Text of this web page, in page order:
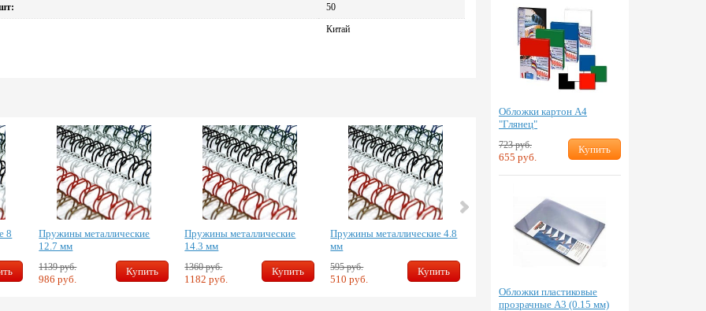
50
Китай
8
Пружины металлические
12.7 мм
1139 руб.
986 руб.
Купить
Пружины металлические
14.3 мм
1360 руб.
1182 руб.
Купить
Пружины металлические 4.8
мм
595 руб.
510 руб.
Купить
Пружины металлические
Обложки картон А4
"Глянец"
723 руб.
655 руб.
Купить
Обложки пластиковые
прозрачные А3 (0.15 мм)